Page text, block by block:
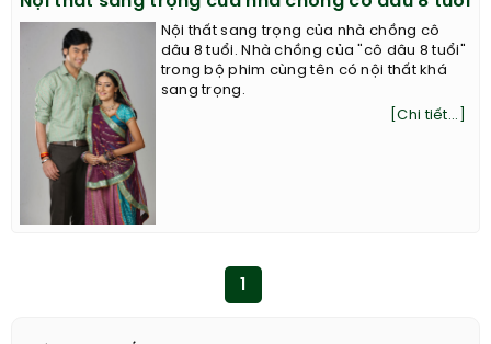
Nội thất sang trọng của nhà chồng cô
dâu 8 tuổi. Nhà chồng của "cô dâu 8 tuổi"
trong bộ phim cùng tên có nội thất khá
sang trọng.
[Chi tiết...]
1